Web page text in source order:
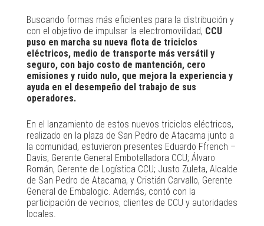
Buscando formas más eficientes para la distribución y
con el objetivo de impulsar la electromovilidad, CCU
puso en marcha su nueva flota de triciclos
eléctricos, medio de transporte más versátil y
seguro, con bajo costo de mantención, cero
emisiones y ruido nulo, que mejora la experiencia y
ayuda en el desempeño del trabajo de sus
operadores.
En el lanzamiento de estos nuevos triciclos eléctricos,
realizado en la plaza de San Pedro de Atacama junto a
la comunidad, estuvieron presentes Eduardo Ffrench –
Davis, Gerente General Embotelladora CCU; Álvaro
Román, Gerente de Logística CCU; Justo Zuleta, Alcalde
de San Pedro de Atacama, y Cristián Carvallo, Gerente
General de Embalogic. Además, contó con la
participación de vecinos, clientes de CCU y autoridades
locales.